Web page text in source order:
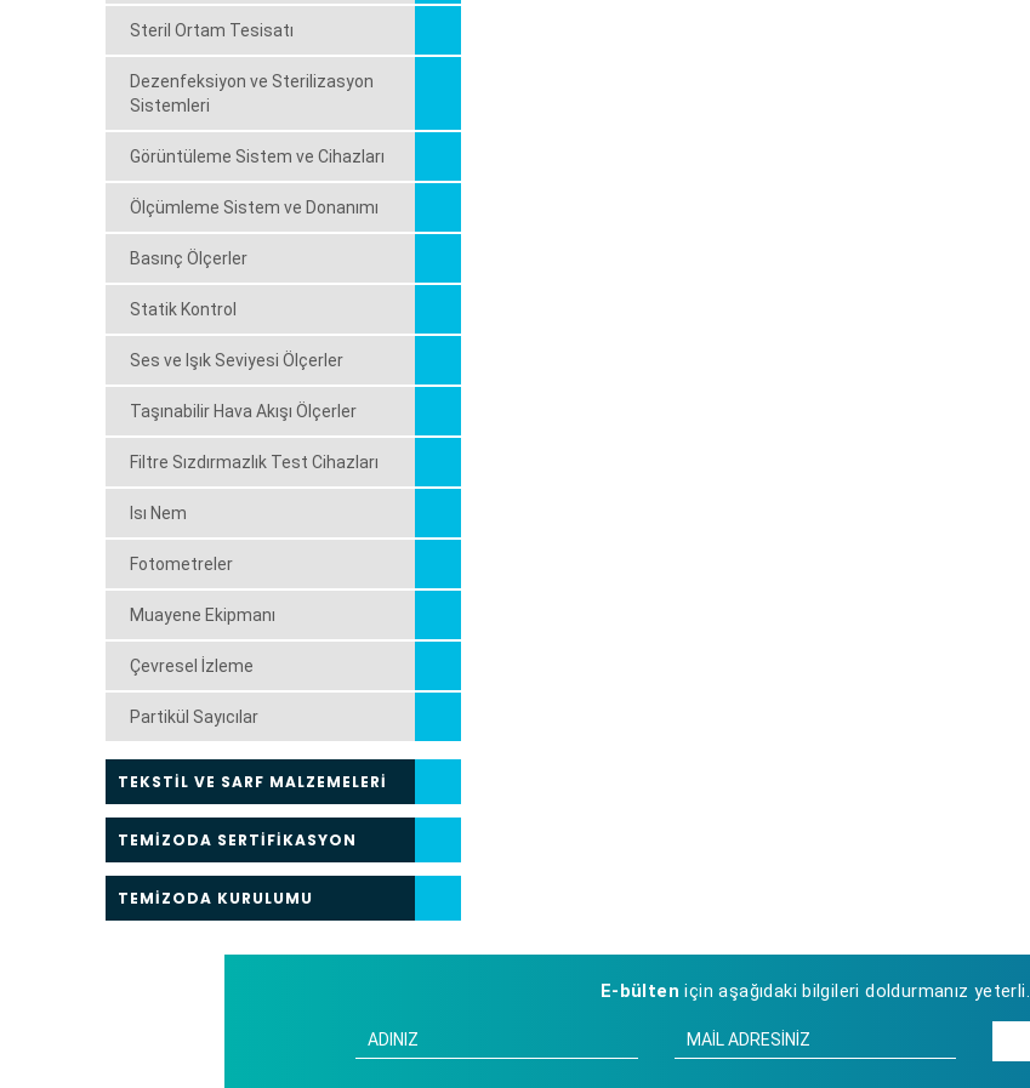
Steril Ortam Tesisatı
Dezenfeksiyon ve Sterilizasyon
Sistemleri
Görüntüleme Sistem ve Cihazları
Ölçümleme Sistem ve Donanımı
Basınç Ölçerler
Statik Kontrol
Ses ve Işık Seviyesi Ölçerler
Taşınabilir Hava Akışı Ölçerler
Filtre Sızdırmazlık Test Cihazları
Isı Nem
Fotometreler
Muayene Ekipmanı
Çevresel İzleme
Partikül Sayıcılar
TEKSTİL VE SARF MALZEMELERİ
TEMİZODA SERTİFİKASYON
TEMİZODA KURULUMU
E-bülten için aşağıdaki bilgileri doldurmanız yeterli.